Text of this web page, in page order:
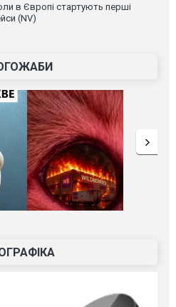
в Європі стартують перші
(NV)